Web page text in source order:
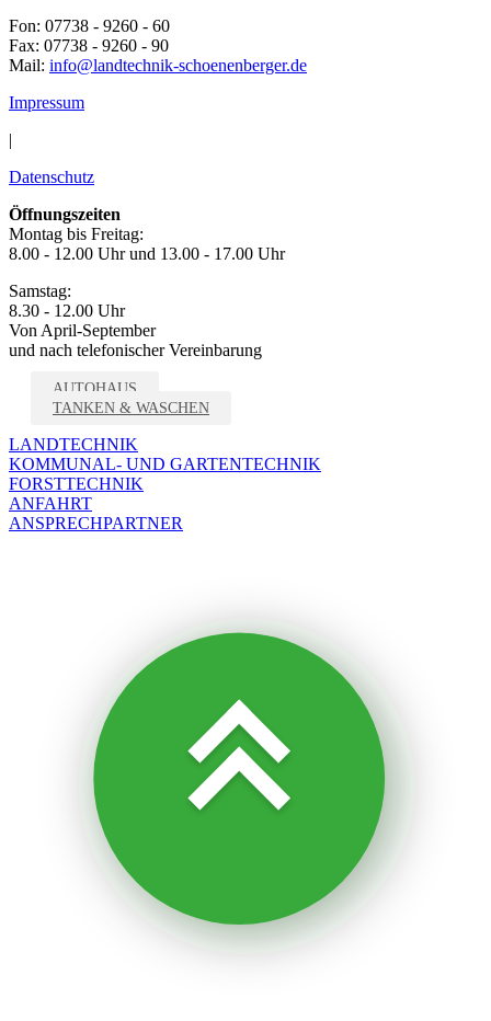
Fon: 07738 - 9260 - 60
Fax: 07738 - 9260 - 90
Mail: info@landtechnik-schoenenberger.de
Impressum
|
Datenschutz
Öffnungszeiten
Montag bis Freitag:
8.00 - 12.00 Uhr und 13.00 - 17.00 Uhr
Samstag:
8.30 - 12.00 Uhr
Von April-September
und nach telefonischer Vereinbarung
AUTOHAUS
TANKEN & WASCHEN
LANDTECHNIK
KOMMUNAL- UND GARTENTECHNIK
FORSTTECHNIK
ANFAHRT
ANSPRECHPARTNER